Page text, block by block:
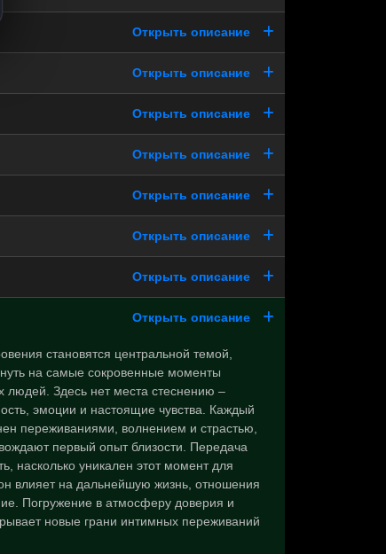
Открыть описание
Открыть описание
Открыть описание
Открыть описание
Открыть описание
Открыть описание
Открыть описание
Открыть описание
становятся центральной темой,
на самые сокровенные моменты
людей. Здесь нет места стеснению –
эмоции и настоящие чувства. Каждый
переживаниями, волнением и страстью,
первый опыт близости. Передача
насколько уникален этот момент для
влияет на дальнейшую жизнь, отношения
Погружение в атмосферу доверия и
новые грани интимных переживаний